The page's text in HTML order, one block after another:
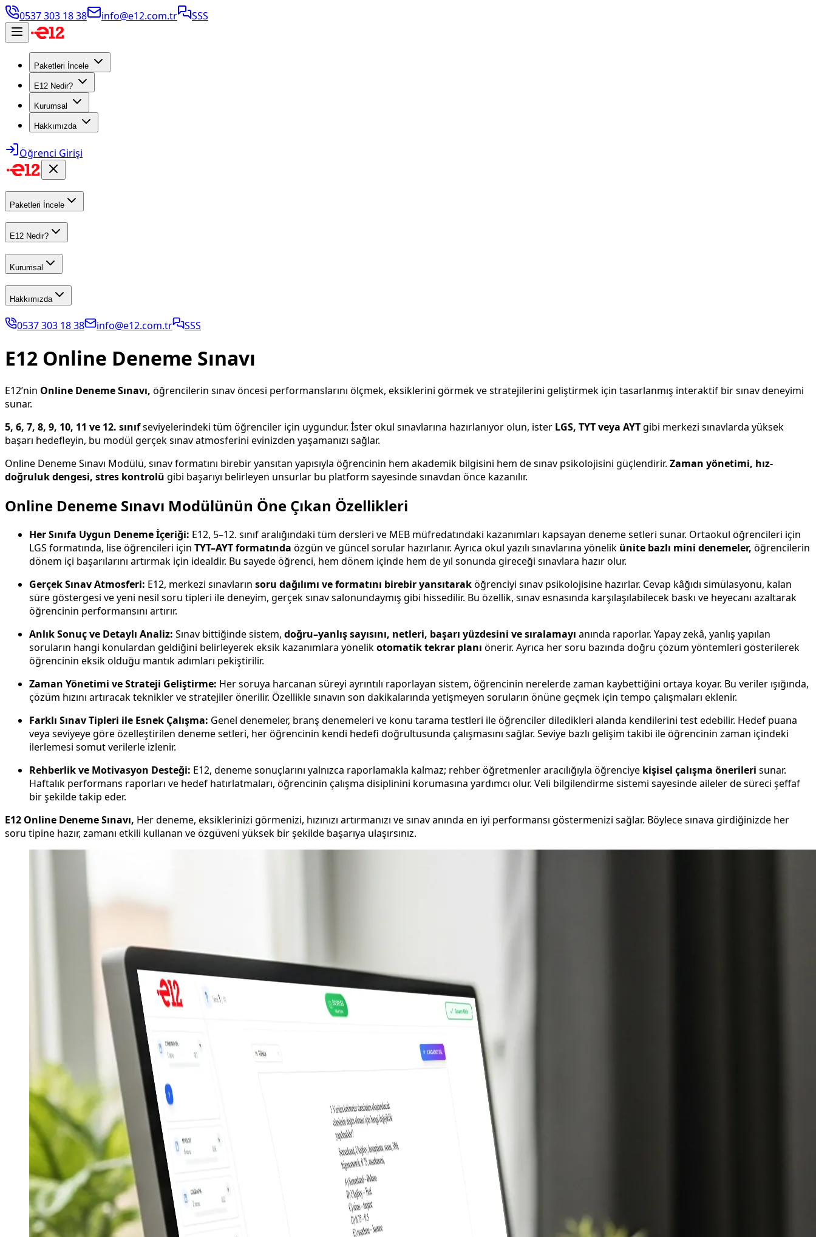
0537 303 18 38 info@e12.com.tr SSS
Paketleri İncele
E12 Nedir?
Kurumsal
Hakkımızda
Öğrenci Girişi
Paketleri İncele
E12 Nedir?
Kurumsal
Hakkımızda
0537 303 18 38 info@e12.com.tr SSS
E12 Online Deneme Sınavı
E12’nin Online Deneme Sınavı, öğrencilerin sınav öncesi performanslarını ölçmek, eksiklerini görmek ve stratejilerini geliştirmek için tasarlanmış interaktif bir sınav deneyimi
sunar.
5, 6, 7, 8, 9, 10, 11 ve 12. sınıfseviyelerindeki tüm öğrenciler için uygundur. İster okul sınavlarına hazırlanıyor olun, ister LGS, TYT veya AYTgibi merkezi sınavlarda yüksek
başarı hedefleyin, bu modül gerçek sınav atmosferini evinizden yaşamanızı sağlar.
Online Deneme Sınavı Modülü, sınav formatını birebir yansıtan yapısıyla öğrencinin hem akademik bilgisini hem de sınav psikolojisini güçlendirir. Zaman yönetimi, hız-
doğruluk dengesi, stres kontrolü gibi başarıyı belirleyen unsurlar bu platform sayesinde sınavdan önce kazanılır.
Online Deneme Sınavı Modülünün Öne Çıkan Özellikleri
Her Sınıfa Uygun Deneme İçeriği: E12, 5–12. sınıf aralığındaki tüm dersleri ve MEB müfredatındaki kazanımları kapsayan deneme setleri sunar. Ortaokul öğrencileri için
LGS formatında, lise öğrencileri için TYT–AYT formatında özgün ve güncel sorular hazırlanır. Ayrıca okul yazılı sınavlarına yönelik ünite bazlı mini denemeler, öğrencilerin
dönem içi başarılarını artırmak için idealdir. Bu sayede öğrenci, hem dönem içinde hem de yıl sonunda gireceği sınavlara hazır olur.
Gerçek Sınav Atmosferi: E12, merkezi sınavların soru dağılımı ve formatını birebir yansıtaraköğrenciyi sınav psikolojisine hazırlar. Cevap kâğıdı simülasyonu, kalan
süre göstergesi ve yeni nesil soru tipleri ile deneyim, gerçek sınav salonundaymış gibi hissedilir. Bu özellik, sınav esnasında karşılaşılabilecek baskı ve heyecanı azaltarak
öğrencinin performansını artırır.
Anlık Sonuç ve Detaylı Analiz: Sınav bittiğinde sistem, doğru–yanlış sayısını, netleri, başarı yüzdesini ve sıralamayı anında raporlar. Yapay zekâ, yanlış yapılan
soruların hangi konulardan geldiğini belirleyerek eksik kazanımlara yönelikotomatik tekrar planı önerir. Ayrıca her soru bazında doğru çözüm yöntemleri gösterilerek
öğrencinin eksik olduğu mantık adımları pekiştirilir.
Zaman Yönetimi ve Strateji Geliştirme: Her soruya harcanan süreyi ayrıntılı raporlayan sistem, öğrencinin nerelerde zaman kaybettiğini ortaya koyar. Bu veriler ışığında,
çözüm hızını artıracak teknikler ve stratejiler önerilir. Özellikle sınavın son dakikalarında yetişmeyen soruların önüne geçmek için tempo çalışmaları eklenir.
Farklı Sınav Tipleri ile Esnek Çalışma: Genel denemeler, branş denemeleri ve konu tarama testleri ile öğrenciler diledikleri alanda kendilerini test edebilir. Hedef puana
veya seviyeye göre özelleştirilen deneme setleri, her öğrencinin kendi hedefi doğrultusunda çalışmasını sağlar. Seviye bazlı gelişim takibi ile öğrencinin zaman içindeki
ilerlemesi somut verilerle izlenir.
Rehberlik ve Motivasyon Desteği: E12, deneme sonuçlarını yalnızca raporlamakla kalmaz; rehber öğretmenler aracılığıyla öğrenciye kişisel çalışma önerileri sunar.
Haftalık performans raporları ve hedef hatırlatmaları, öğrencinin çalışma disiplinini korumasına yardımcı olur. Veli bilgilendirme sistemi sayesinde aileler de süreci şeffaf
bir şekilde takip eder.
E12 Online Deneme Sınavı, Her deneme, eksiklerinizi görmenizi, hızınızı artırmanızı ve sınav anında en iyi performansı göstermenizi sağlar. Böylece sınava girdiğinizde her
soru tipine hazır, zamanı etkili kullanan ve özgüveni yüksek bir şekilde başarıya ulaşırsınız.